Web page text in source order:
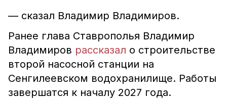
— сказал Владимир Владимиров.
Ранее глава Ставрополья Владимир
Владимиров рассказал о строительстве
второй насосной станции на
Сенгилеевском водохранилище. Работы
завершатся к началу 2027 года.